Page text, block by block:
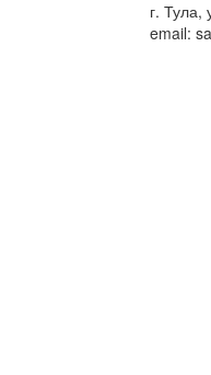
г. Тула,
email: